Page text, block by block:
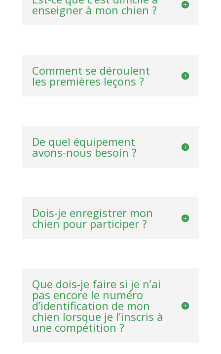
enseigner à mon chien ?
Comment se déroulent
les premières leçons ?
De quel équipement
avons-nous besoin ?
Dois-je enregistrer mon
chien pour participer ?
Que dois-je faire si je n’ai
pas encore le numéro
d’identification de mon
chien lorsque je l’inscris à
une compétition ?